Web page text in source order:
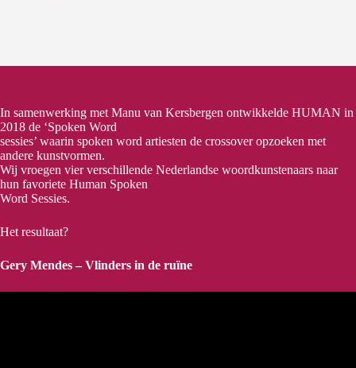
In samenwerking met Manu van Kersbergen ontwikkelde HUMAN in
2018 de ‘Spoken Word
sessies’ waarin spoken word artiesten de crossover opzoeken met
andere kunstvormen.
Wij vroegen vier verschillende Nederlandse woordkunstenaars naar
hun favoriete Human Spoken
Word Sessies.
Het resultaat?
Gery Mendes – Vlinders in de ruïne